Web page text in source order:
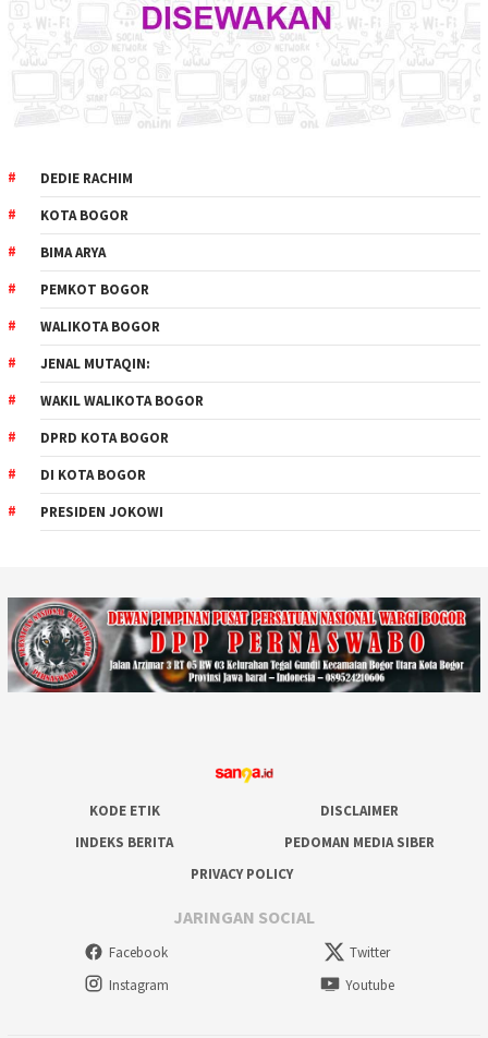
DEDIE RACHIM
KOTA BOGOR
BIMA ARYA
PEMKOT BOGOR
WALIKOTA BOGOR
JENAL MUTAQIN:
WAKIL WALIKOTA BOGOR
DPRD KOTA BOGOR
DI KOTA BOGOR
PRESIDEN JOKOWI
KODE ETIK
DISCLAIMER
INDEKS BERITA
PEDOMAN MEDIA SIBER
PRIVACY POLICY
JARINGAN SOCIAL
Facebook
Twitter
Instagram
Youtube